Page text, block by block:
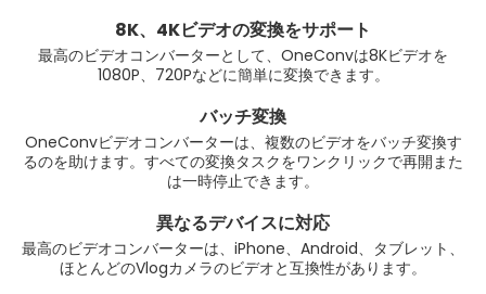
8K、4Kビデオの変換をサポート
最高のビデオコンバーターとして、OneConvは8Kビデオを
1080P、720Pなどに簡単に変換できます。
バッチ変換
OneConvビデオコンバーターは、複数のビデオをバッチ変換す
るのを助けます。すべての変換タスクをワンクリックで再開また
は一時停止できます。
異なるデバイスに対応
最高のビデオコンバーターは、iPhone、Android、タブレット、
ほとんどのVlogカメラのビデオと互換性があります。